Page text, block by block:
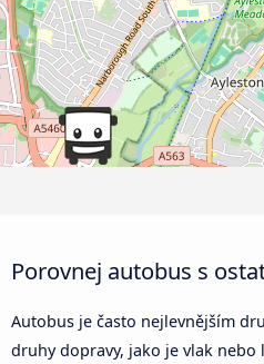
Porovnej autobus s
Autobus je často nejlevnějším
druhy dopravy, jako je vlak nebo